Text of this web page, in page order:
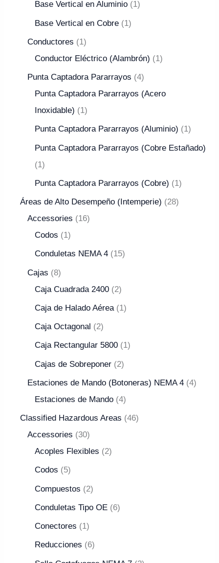
Base Vertical en Aluminio 1
Base Vertical en Cobre 1
Conductores
1
Conductor Eléctrico (Alambrón)
1
Punta Captadora Pararrayos
4
Punta Captadora Pararrayos (Acero
Inoxidable)
1
Punta Captadora Pararrayos (Aluminio) 1
Punta Captadora Pararrayos (Cobre Estañado)
1
Punta Captadora Pararrayos (Cobre) 1
Áreas de Alto Desempeño (Intemperie)
28
Accessories
16
Codos
1
Conduletas NEMA 4 15
Cajas
8
Caja Cuadrada 2400
2
Caja de Halado Aérea 1
Caja Octagonal 2
Caja Rectangular 5800 1
Cajas de Sobreponer 2
Estaciones de Mando (Botoneras) NEMA 4 4
Estaciones de Mando 4
Classified Hazardous Areas
46
Accessories
30
Acoples Flexibles
2
Codos 5
Compuestos 2
Conduletas Tipo OE 6
Conectores 1
Reducciones 6